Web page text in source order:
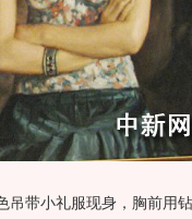
带小礼服现身，胸前用